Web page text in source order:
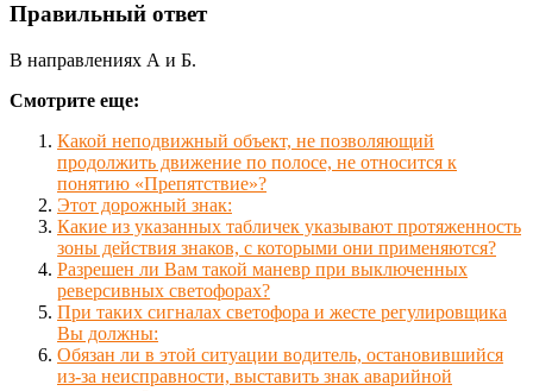
Правильный ответ
В направлениях А и Б.
Смотрите еще:
Какой неподвижный объект, не позволяющий
продолжить движение по полосе, не относится к
понятию «Препятствие»?
Этот дорожный знак:
Какие из указанных табличек указывают протяженность
зоны действия знаков, с которыми они применяются?
Разрешен ли Вам такой маневр при выключенных
реверсивных светофорах?
При таких сигналах светофора и жесте регулировщика
Вы должны:
Обязан ли в этой ситуации водитель, остановившийся
из-за неисправности, выставить знак аварийной